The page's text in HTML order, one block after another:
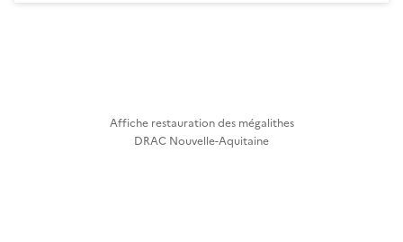
Affiche restauration des mégalithes
DRAC Nouvelle-Aquitaine